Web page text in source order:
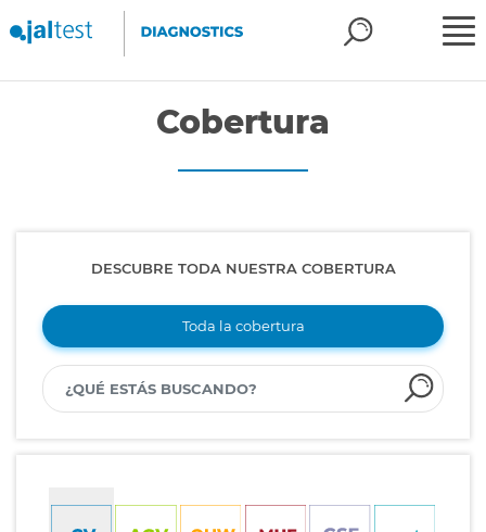
Cobertura
DESCUBRE TODA NUESTRA COBERTURA
Toda la cobertura